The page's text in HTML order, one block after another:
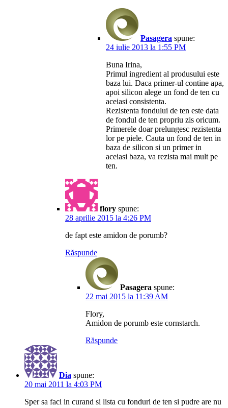
Pasagera spune:
24 iulie 2013 la 1:55 PM
Buna Irina,
Primul ingredient al produsului este
baza lui. Daca primer-ul contine apa,
apoi silicon alege un fond de ten cu
aceiasi consistenta.
Rezistenta fondului de ten este data
de fondul de ten propriu zis oricum.
Primerele doar prelungesc rezistenta
lor pe piele. Cauta un fond de ten in
baza de silicon si un primer in
aceiasi baza, va rezista mai mult pe
ten.
flory spune:
28 aprilie 2015 la 4:26 PM
de fapt este amidon de porumb?
Răspunde
Pasagera spune:
22 mai 2015 la 11:39 AM
Flory,
Amidon de porumb este cornstarch.
Răspunde
Dia spune:
20 mai 2011 la 4:03 PM
Sper sa faci in curand si lista cu fonduri de ten si pudre are nu